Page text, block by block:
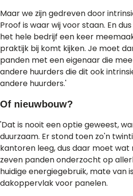
Maar we zijn gedreven door
Proof is waar wij voor staan. En
het hele bedrijf een keer
praktijk bij komt kijken. Je moet
panden met een eigenaar die
andere huurders die dit ook
andere huurders.'
Of nieuwbouw?
'Dat is nooit een optie geweest,
duurzaam. Er stond toen zo'n
kantoren leeg, dus daar moet wat
zeven panden onderzocht op
huidige energiegebruik, mate van
dakoppervlak voor panelen.